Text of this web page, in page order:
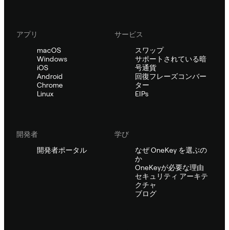
アプリ
macOS
Windows
iOS
Android
Chrome
Linux
サービス
スワップ
サポートされている暗
号通貨
回復フレーズコンバー
ター
EIPs
開発者
開発者ポータル
学び
なぜ OneKey を選ぶの
か
OneKeyが必要な理由
セキュリティ アーキテ
クチャ
ブログ